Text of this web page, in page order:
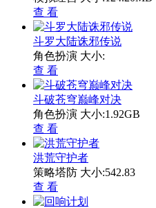
查 看
斗罗大陆诛邪传说
角色扮演 大小:
查 看
斗破苍穹巅峰对决
角色扮演 大小:1.92GB
查 看
洪荒守护者
策略塔防 大小:542.83
查 看